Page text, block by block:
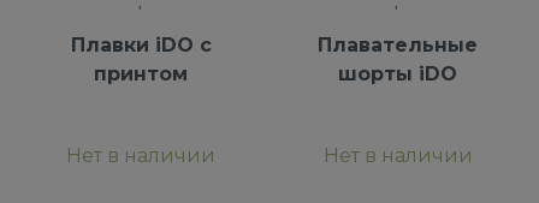
Плавки iDO с
принтом
Нет в наличии
Плавательные
шорты iDO
Нет в наличии